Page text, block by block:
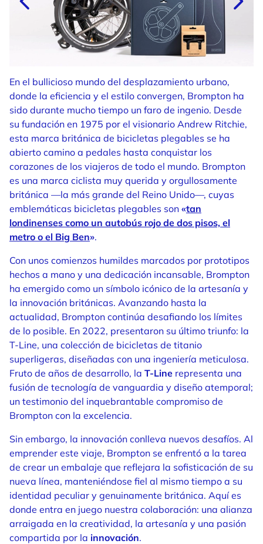
En el bullicioso mundo del desplazamiento urbano,
donde la eficiencia y el estilo convergen, Brompton ha
sido durante mucho tiempo un faro de ingenio. Desde
su fundación en 1975 por el visionario Andrew Ritchie,
esta marca británica de bicicletas plegables se ha
abierto camino a pedales hasta conquistar los
corazones de los viajeros de todo el mundo. Brompton
es una marca ciclista muy querida y orgullosamente
británica —la más grande del Reino Unido—, cuyas
emblemáticas bicicletas plegables son «tan
londinenses como un autobús rojo de dos pisos, el
metro o el Big Ben».
Con unos comienzos humildes marcados por prototipos
hechos a mano y una dedicación incansable, Brompton
ha emergido como un símbolo icónico de la artesanía y
la innovación británicas. Avanzando hasta la
actualidad, Brompton continúa desafiando los límites
de lo posible. En 2022, presentaron su último triunfo: la
T-Line, una colección de bicicletas de titanio
superligeras, diseñadas con una ingeniería meticulosa.
Fruto de años de desarrollo, la T-Line representa una
fusión de tecnología de vanguardia y diseño atemporal;
un testimonio del inquebrantable compromiso de
Brompton con la excelencia.
Sin embargo, la innovación conlleva nuevos desafíos. Al
emprender este viaje, Brompton se enfrentó a la tarea
de crear un embalaje que reflejara la sofisticación de su
nueva línea, manteniéndose fiel al mismo tiempo a su
identidad peculiar y genuinamente británica. Aquí es
donde entra en juego nuestra colaboración: una alianza
arraigada en la creatividad, la artesanía y una pasión
compartida por la innovación.